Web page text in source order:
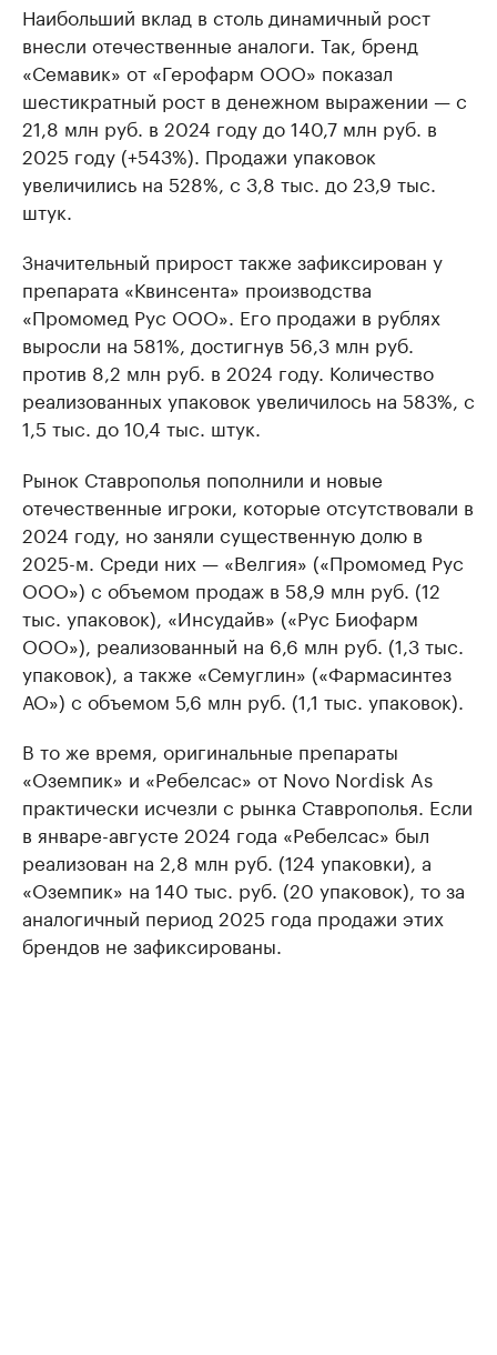
Наибольший вклад в столь динамичный рост
внесли отечественные аналоги. Так, бренд
«Семавик» от «Герофарм ООО» показал
шестикратный рост в денежном выражении — с
21,8 млн руб. в 2024 году до 140,7 млн руб. в
2025 году (+543%). Продажи упаковок
увеличились на 528%, с 3,8 тыс. до 23,9 тыс.
штук.
Значительный прирост также зафиксирован у
препарата «Квинсента» производства
«Промомед Рус ООО». Его продажи в рублях
выросли на 581%, достигнув 56,3 млн руб.
против 8,2 млн руб. в 2024 году. Количество
реализованных упаковок увеличилось на 583%, с
1,5 тыс. до 10,4 тыс. штук.
Рынок Ставрополья пополнили и новые
отечественные игроки, которые отсутствовали в
2024 году, но заняли существенную долю в
2025-м. Среди них — «Велгия» («Промомед Рус
ООО») с объемом продаж в 58,9 млн руб. (12
тыс. упаковок), «Инсудайв» («Рус Биофарм
ООО»), реализованный на 6,6 млн руб. (1,3 тыс.
упаковок), а также «Семуглин» («Фармасинтез
АО») с объемом 5,6 млн руб. (1,1 тыс. упаковок).
В то же время, оригинальные препараты
«Оземпик» и «Ребелсас» от Novo Nordisk As
практически исчезли с рынка Ставрополья. Если
в январе-августе 2024 года «Ребелсас» был
реализован на 2,8 млн руб. (124 упаковки), а
«Оземпик» на 140 тыс. руб. (20 упаковок), то за
аналогичный период 2025 года продажи этих
брендов не зафиксированы.